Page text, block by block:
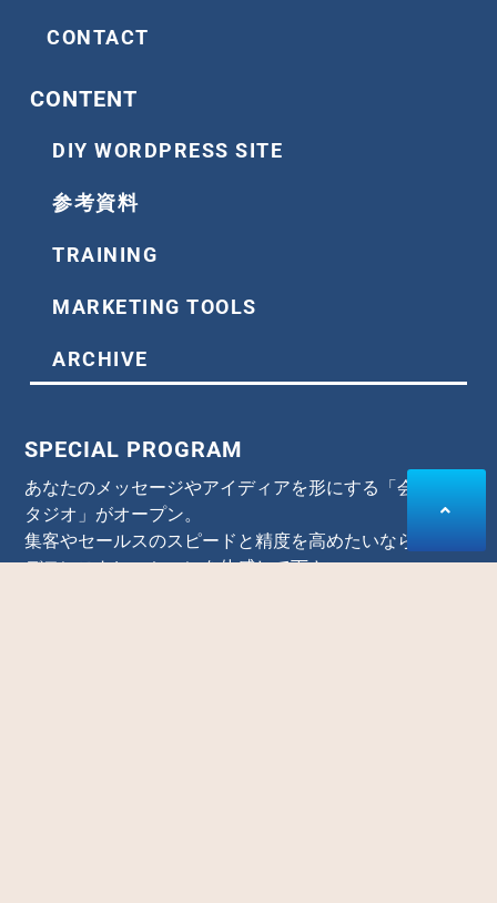
CONTACT
CONTENT
DIY WORDPRESS SITE
参考資料
TRAINING
MARKETING TOOLS
ARCHIVE
SPECIAL PROGRAM
あなたのメッセージやアイディアを形にする「会員制ス
タジオ」がオープン。
集客やセールスのスピードと精度を高めたいなら、是非
デモンストレーションを体感して下さい。